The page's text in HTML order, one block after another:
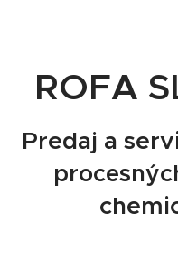
ROFA S
Predaj a